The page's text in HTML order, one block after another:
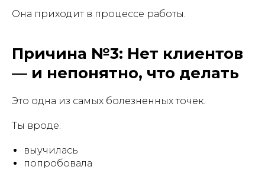
Она приходит в процессе работы.
Причина №3: Нет клиентов
— и непонятно, что делать
Это одна из самых болезненных точек.
Ты вроде:
выучилась
попробовала